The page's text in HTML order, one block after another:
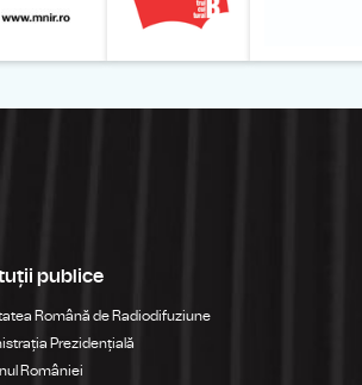
publice
Română de Radiodifuziune
Prezidențială
României